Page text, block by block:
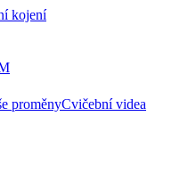
kojení
proměnyCvičební videa